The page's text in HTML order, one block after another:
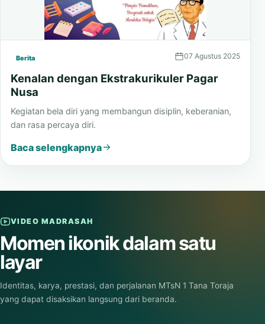
Berita 07 Agustus 2025
Kenalan dengan Ekstrakurikuler Pagar
Nusa
Kegiatan bela diri yang membangun disiplin, keberanian,
dan rasa percaya diri.
Baca selengkapnya
VIDEO MADRASAH
Momen ikonik dalam satu
layar
Identitas, karya, prestasi, dan perjalanan MTsN 1 Tana Toraja
yang dapat disaksikan langsung dari beranda.